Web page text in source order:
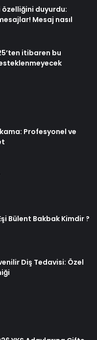
duyurdu:
Mesaj nasıl
itibaren bu
Profesyonel ve
Bülent Bakbak Kimdir ?
Diş Tedavisi: Özel